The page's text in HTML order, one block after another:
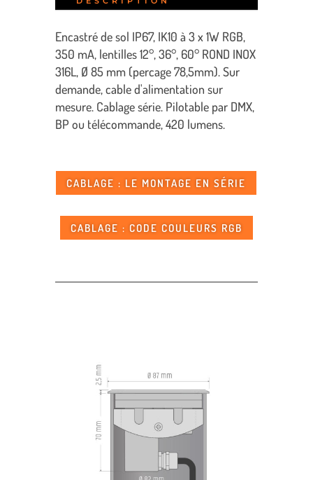
Encastré de sol IP67, IK10 à 3 x 1W RGB,
350 mA, lentilles 12°, 36°, 60° ROND INOX
316L, Ø 85 mm (percage 78,5mm). Sur
demande, cable d'alimentation sur
mesure. Cablage série. Pilotable par DMX,
BP ou télécommande, 420 lumens.
CABLAGE : LE MONTAGE EN SÉRIE
CABLAGE : CODE COULEURS RGB